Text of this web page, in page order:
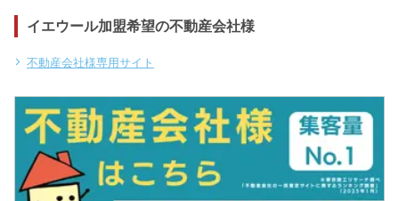
イエウール加盟希望の不動産会社様
不動産会社様専用サイト